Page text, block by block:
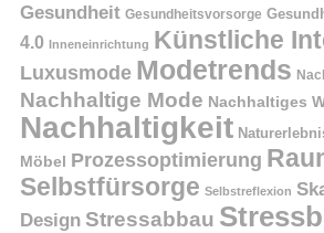
Gesundheit Gesundheitsvorsorge
4.0 Inneneinrichtung Künstliche
Luxusmode Modetrends
Nachhaltige Mode Nachhaltiges
Nachhaltigkeit
Möbel
Prozessoptimierung
Selbstfürsorge Selbstreflexion
Design Stressabbau